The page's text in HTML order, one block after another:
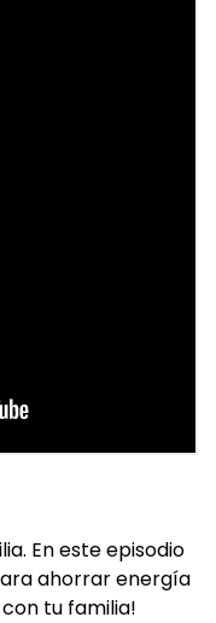
En este episodio
ahorrar energía
tu familia!